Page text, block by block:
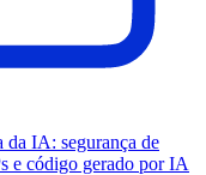
da IA: segurança de
e código gerado por IA